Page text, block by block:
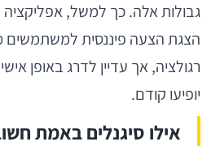
גבולות אלה. כך למשל, אפליקציה
הצגת הצעה פיננסית למשתמשים
רגולציה, אך עדיין לדרג באופן אישי
יופיעו קודם.
אילו סיגנלים באמת